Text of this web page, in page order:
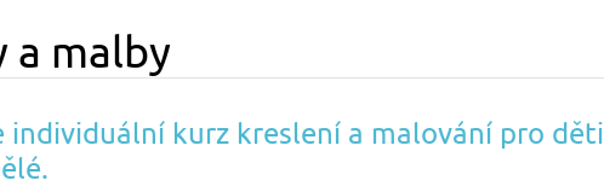
a malby
individuální kurz kreslení a malování pro děti